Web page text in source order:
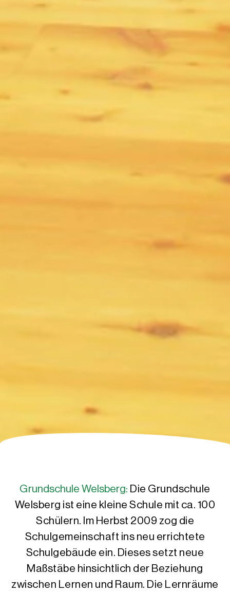
Grundschule Welsberg: Die Grundschule
Welsberg ist eine kleine Schule mit ca. 100
Schülern. Im Herbst 2009 zog die
Schulgemeinschaft ins neu errichtete
Schulgebäude ein. Dieses setzt neue
Maßstäbe hinsichtlich der Beziehung
zwischen Lernen und Raum. Die Lernräume